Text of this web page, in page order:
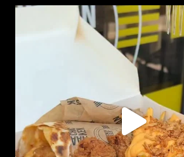
RITCHIE BOX DISPONIBLE EN
SUR...
716 7